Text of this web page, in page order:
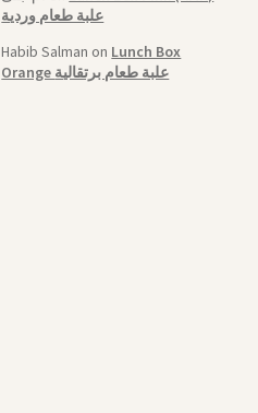
علبة طعام وردية
Habib Salman on Lunch Box
Orange علبة طعام برتقالية